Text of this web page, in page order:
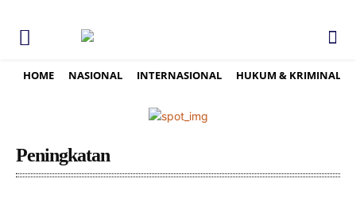
HOME NASIONAL INTERNASIONAL HUKUM & KRIMINAL
Peningkatan